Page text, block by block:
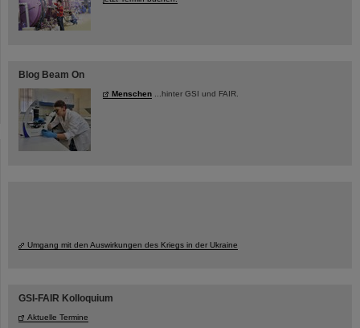
Blog Beam On
Menschen ...hinter GSI und FAIR.
Umgang mit den Auswirkungen des Kriegs in der Ukraine
GSI-FAIR Kolloquium
Aktuelle Termine